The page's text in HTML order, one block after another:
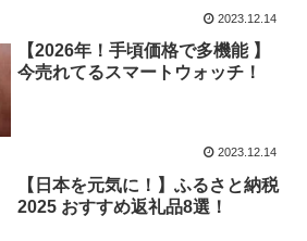
2023.12.14
【2026年！手頃価格で多機能 】
今売れてるスマートウォッチ！
2023.12.14
【日本を元気に！】ふるさと納税
2025 おすすめ返礼品8選！